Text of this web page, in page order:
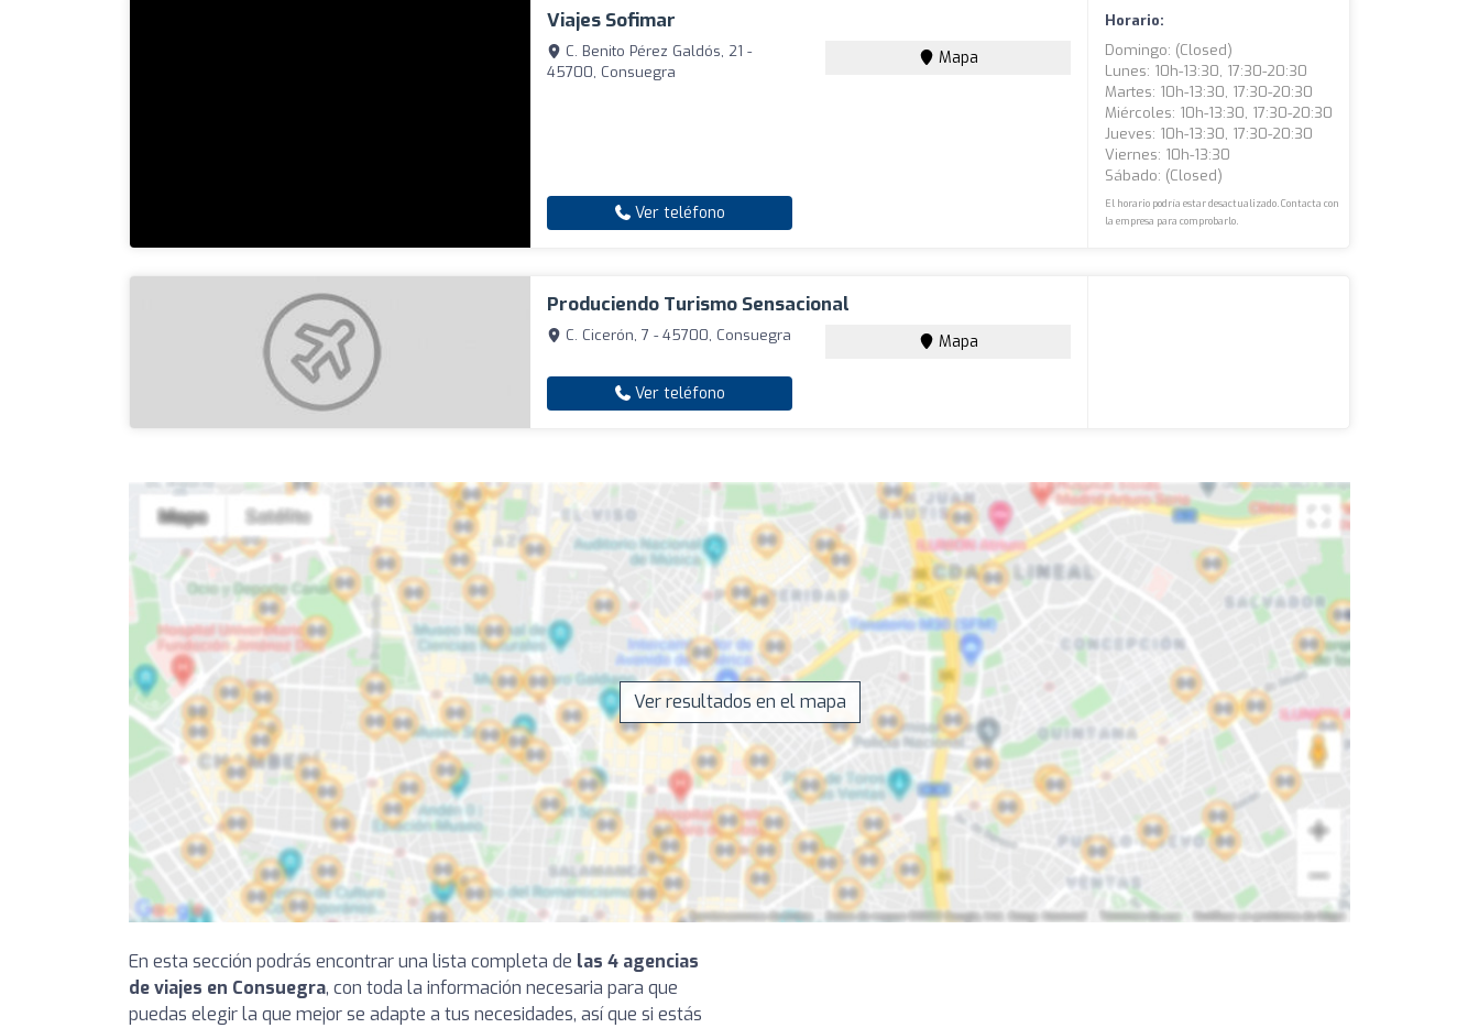
Viajes Sofimar
C. Benito Pérez Galdós, 21 -
45700, Consuegra
Mapa
Ver teléfono
Horario:
Domingo: (closed)
Lunes: 10h-13:30, 17:30-20:30
Martes: 10h-13:30, 17:30-20:30
Miércoles: 10h-13:30, 17:30-20:30
Jueves: 10h-13:30, 17:30-20:30
Viernes: 10h-13:30
Sábado: (closed)
El horario podría estar desactualizado. Contacta con
la empresa para comprobarlo.
Produciendo Turismo Sensacional
C. Cicerón, 7 - 45700, Consuegra Mapa
Ver teléfono
Ver resultados en el mapa
En esta sección podrás encontrar una lista completa de las 4 agencias
de viajes en Consuegra, con toda la información necesaria para que
puedas elegir la que mejor se adapte a tus necesidades, así que si estás